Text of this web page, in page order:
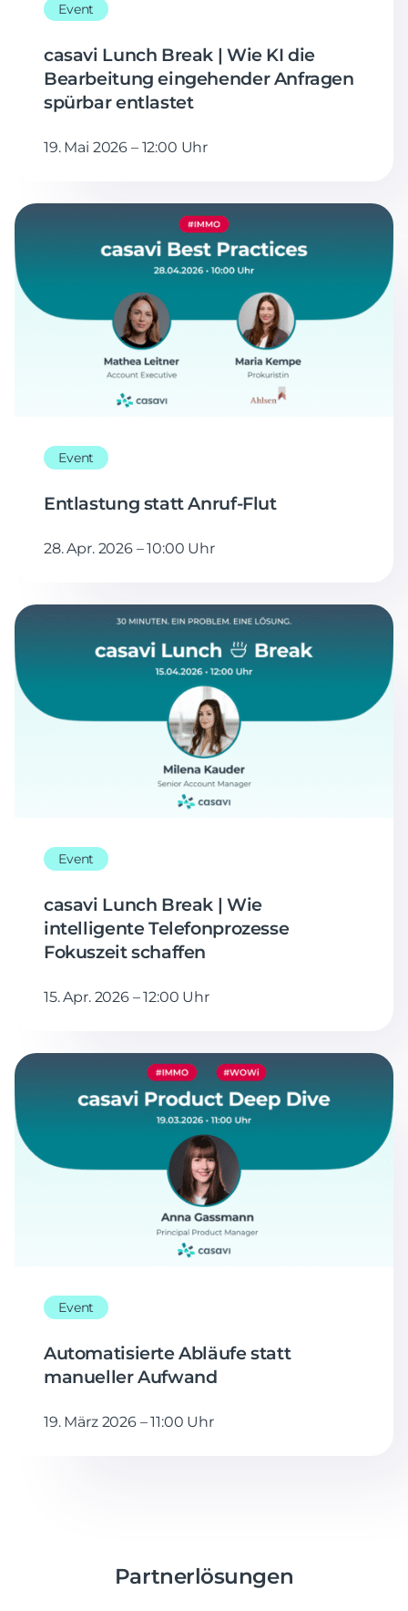
Event
casavi Lunch Break | Wie KI die
Bearbeitung eingehender Anfragen
spürbar entlastet
19. Mai 2026 – 12:00 Uhr
Event
Entlastung statt Anruf-Flut
28. Apr. 2026 – 10:00 Uhr
Event
casavi Lunch Break | Wie
intelligente Telefonprozesse
Fokuszeit schaffen
15. Apr. 2026 – 12:00 Uhr
Event
Automatisierte Abläufe statt
manueller Aufwand
19. März 2026 – 11:00 Uhr
Partnerlösungen